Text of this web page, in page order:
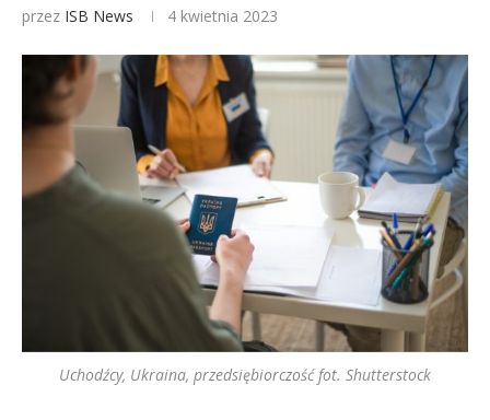
przez ISB News 4 kwietnia 2023
Uchodźcy, Ukraina, przedsiębiorczość fot. Shutterstock